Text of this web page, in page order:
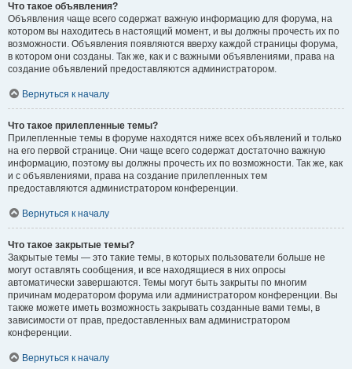
Что такое объявления?
Объявления чаще всего содержат важную информацию для форума, на
котором вы находитесь в настоящий момент, и вы должны прочесть их по
возможности. Объявления появляются вверху каждой страницы форума,
в котором они созданы. Так же, как и с важными объявлениями, права на
создание объявлений предоставляются администратором.
Вернуться к началу
Что такое прилепленные темы?
Прилепленные темы в форуме находятся ниже всех объявлений и только
на его первой странице. Они чаще всего содержат достаточно важную
информацию, поэтому вы должны прочесть их по возможности. Так же, как
и с объявлениями, права на создание прилепленных тем
предоставляются администратором конференции.
Вернуться к началу
Что такое закрытые темы?
Закрытые темы — это такие темы, в которых пользователи больше не
могут оставлять сообщения, и все находящиеся в них опросы
автоматически завершаются. Темы могут быть закрыты по многим
причинам модератором форума или администратором конференции. Вы
также можете иметь возможность закрывать созданные вами темы, в
зависимости от прав, предоставленных вам администратором
конференции.
Вернуться к началу